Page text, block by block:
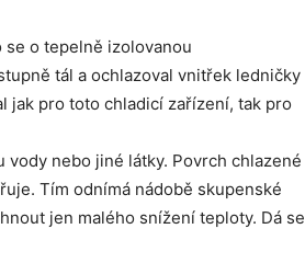
o tepelně izolovanou
tál a ochlazoval vnitřek ledničky
jak pro toto chladicí zařízení, tak pro
nebo jiné látky. Povrch chlazené
Tím odnímá nádobě skupenské
jen malého snížení teploty. Dá se